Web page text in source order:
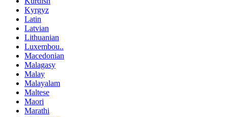
Kyrgyz
Latin
Latvian
Lithuanian
Luxembou..
Macedonian
Malagasy
Malay
Malayalam
Maltese
Maori
Marathi